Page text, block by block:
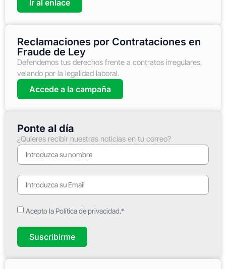
Ir al enlace
Reclamaciones por Contrataciones en
Fraude de Ley
Defendemos tus derechos frente a contratos irregulares,
velando por la legalidad laboral.
Accede a la campaña
Ponte al día
¿Quieres recibir nuestras noticias en tu correo?
Acepto la Política de privacidad.*
Suscribirme